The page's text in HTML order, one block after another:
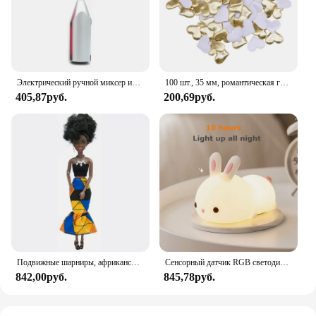
Электрический ручной миксер из нержавеющей стали, Легкий Блендер для выпечки и приготовления пищи
405,87руб.
100 шт., 35 мм, романтическая губка, атласная ткань, лепестки в форме сердца, свадебные конфетти, настольная кровать, лепестки в форме сердца, свадебное украшение на день Святого Валентина
200,69руб.
842,00руб.
Сенсорный датчик RGB светодиодный ночник с кроликом, 16 цветов, USB перезаряжаемая силиконовая лампа в виде кролика для детей, детские игрушки, подарок на фестиваль
845,78руб.